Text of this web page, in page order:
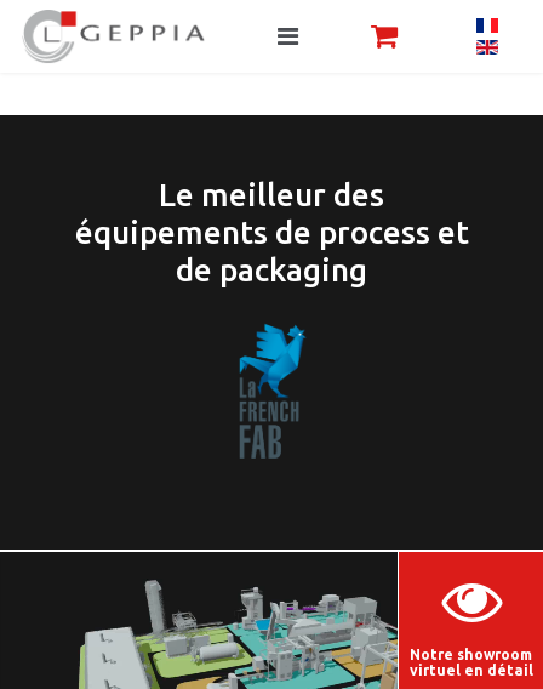
Le meilleur des
équipements de process et
de packaging
Notre showroom
virtuel en détail